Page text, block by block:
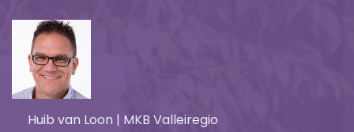
Huib van Loon | MKB Valleiregio